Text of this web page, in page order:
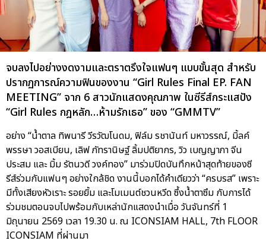
จบลงไปอย่างงดงามและตราตรึงใจแฟนๆ แบบขั้นสุด สำหรับ
ปรากฏการณ์ความฟินของงาน “Girl Rules Final EP. FAN
MEETING” จาก 6 สาวนักแสดงคุณภาพ ในซีรีส์กระแสปัง
“Girl Rules กฎหลัก…ห้ามรักเธอ” ของ “GMMTV”
อย่าง “น้ำตาล ทิพนารี วีรวัฒโนดม, ฟิล์ม รชานันท์ มหาวรรณ์, มิ้ลค์
พรรษา วอสเบียน, เลิฟ ภัทรานิษฐ์ ลิ้มปติยากร, วิว เบญญาภา จีน
ประสม และ มิ้ม รัตนวดี วงค์ทอง” มาร่วมปิดบันทึกหน้าสุดท้ายของซี
รีส์ร่วมกับแฟนๆ อย่างใกล้ชิด งานนี้บอกได้คำเดียวว่า “ครบรส” เพราะ
มีทั้งเสียงหัวเราะ รอยยิ้ม และโมเมนต์ชวนหวีด ซึ้งน้ำตาซึม กับการได้
ร่วมชมตอนจบไปพร้อมกับเหล่านักแสดงนำเมื่อ วันจันทร์ที่ 1
มิถุนายน 2569 เวลา 19.30 น. ณ ICONSIAM HALL, 7th FLOOR
ICONSIAM ที่ผ่านมา